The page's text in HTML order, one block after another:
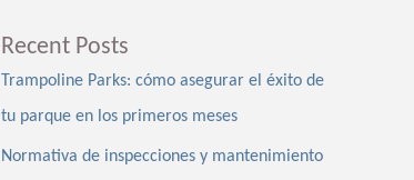
Recent Posts
Trampoline Parks: cómo asegurar el éxito de
tu parque en los primeros meses
Normativa de inspecciones y mantenimiento